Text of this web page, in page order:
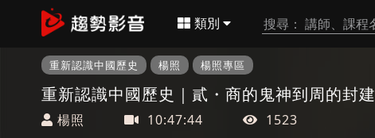
類別
重新認識中國歷史 楊照 楊照專區
重新認識中國歷史｜貳・商的鬼神到周的封建
楊照 10:47:44 1523